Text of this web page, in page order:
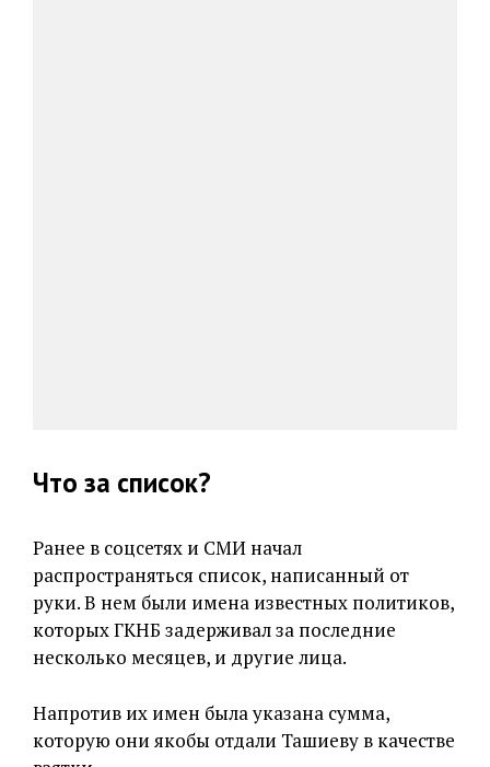
Что за список?
Ранее в соцсетях и СМИ начал
распространяться список, написанный от
руки. В нем были имена известных политиков,
которых ГКНБ задерживал за последние
несколько месяцев, и другие лица.
Напротив их имен была указана сумма,
которую они якобы отдали Ташиеву в качестве